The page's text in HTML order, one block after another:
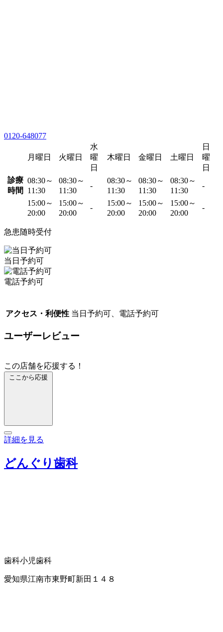
0120-648077
月曜日 火曜日
水
曜
日
木曜日 金曜日 土曜日
日
曜
日
診療
時間
08:30～
11:30
08:30～
11:30
-
08:30～
11:30
08:30～
11:30
08:30～
11:30
-
15:00～
20:00
15:00～
20:00
-
15:00～
20:00
15:00～
20:00
15:00～
20:00
-
急患随時受付
当日予約可
電話予約可
アクセス・利便性 当日予約可、電話予約可
ユーザーレビュー
この店舗を応援する！
ここから応援
詳細を見る
どんぐり歯科
歯科小児歯科
愛知県江南市東野町新田１４８